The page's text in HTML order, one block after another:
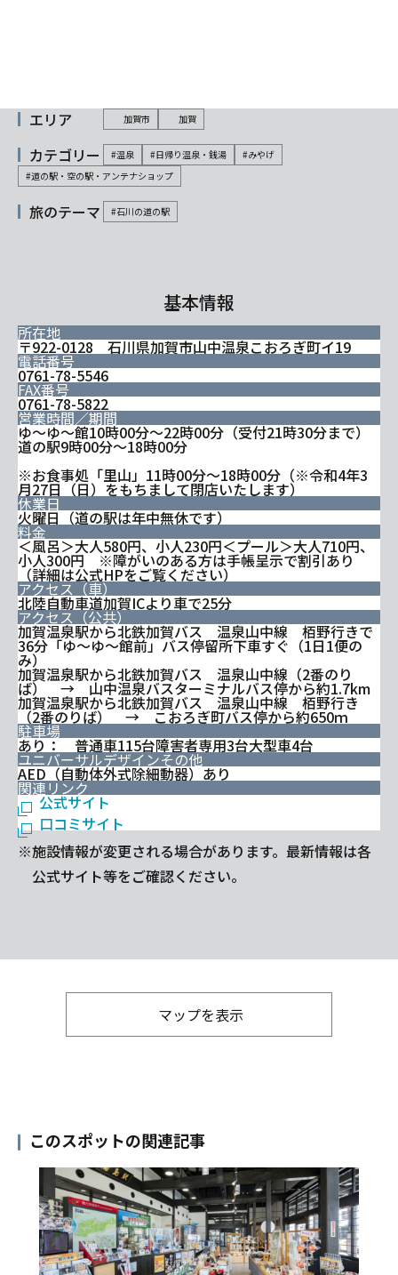
エリア 加賀市 加賀
カテゴリー #温泉 #日帰り温泉・銭湯
#みやげ
#道の駅・空の駅・アンテナショップ
旅のテーマ #石川の道の駅
基本情報
所在地
〒922-0128 石川県加賀市山中温泉こおろぎ町イ19
電話番号
0761-78-5546
FAX番号
0761-78-5822
営業時間／期間
ゆ～ゆ～館10時00分～22時00分（受付21時30分まで）
道の駅9時00分～18時00分
※お食事処「里山」11時00分～18時00分（※令和4年3
月27日（日）をもちまして閉店いたします）
休業日
火曜日（道の駅は年中無休です）
料金
＜風呂＞大人580円、小人230円＜プール＞大人710円、
小人300円 ※障がいのある方は手帳呈示で割引あり
（詳細は公式HPをご覧ください）
アクセス（車）
北陸自動車道加賀ICより車で25分
アクセス（公共）
加賀温泉駅から北鉄加賀バス 温泉山中線 栢野行きで
36分「ゆ～ゆ～館前」バス停留所下車すぐ（1日1便の
み）
加賀温泉駅から北鉄加賀バス 温泉山中線（2番のり
ば） → 山中温泉バスターミナルバス停から約1.7km
加賀温泉駅から北鉄加賀バス 温泉山中線 栢野行き
（2番のりば） → こおろぎ町バス停から約650ｍ
駐車場
あり： 普通車115台障害者専用3台大型車4台
ユニバーサルデザインその他
AED（自動体外式除細動器）あり
関連リンク
公式サイト
口コミサイト
※施設情報が変更される場合があります。最新情報は各
公式サイト等をご確認ください。
マップを表示
このスポットの関連記事